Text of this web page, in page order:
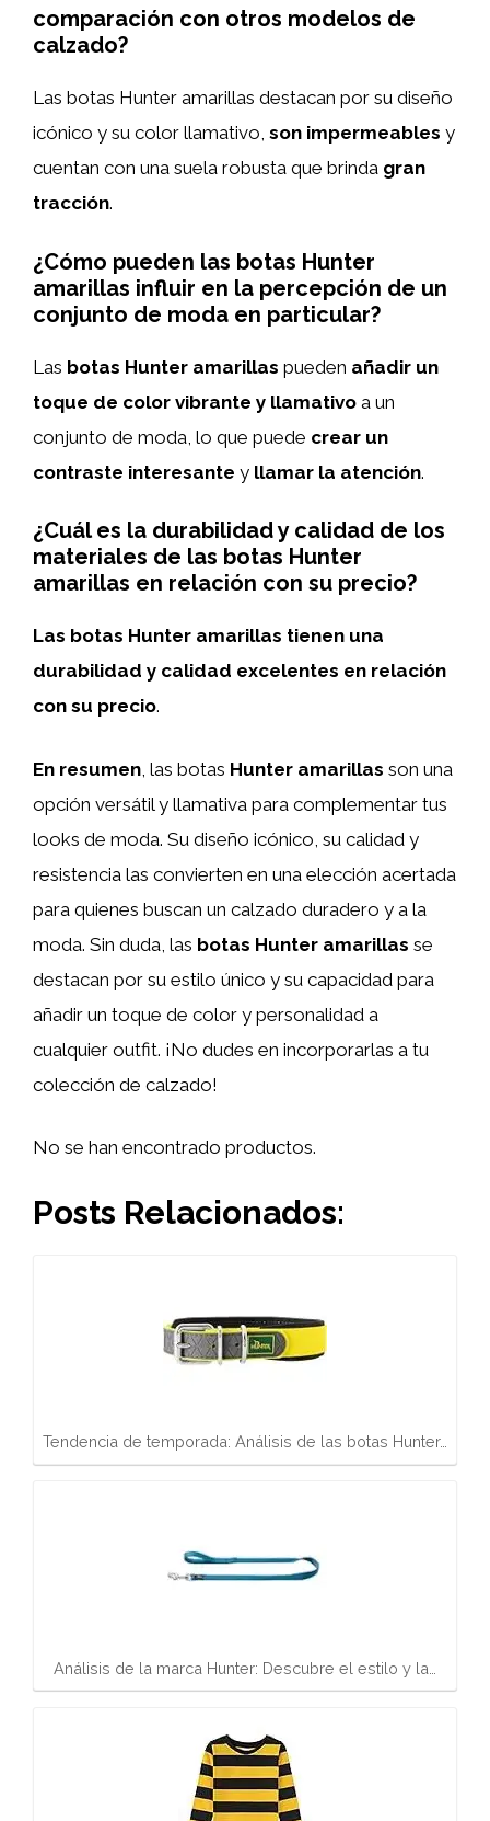
comparación con otros modelos de
calzado?
Las botas Hunter amarillas destacan por su diseño
icónico y su color llamativo, son impermeables y
cuentan con una suela robusta que brinda gran
tracción.
¿Cómo pueden las botas Hunter
amarillas influir en la percepción de un
conjunto de moda en particular?
Las botas Hunter amarillas pueden añadir un
toque de color vibrante y llamativo a un
conjunto de moda, lo que puede crear un
contraste interesante y llamar la atención.
¿Cuál es la durabilidad y calidad de los
materiales de las botas Hunter
amarillas en relación con su precio?
Las botas Hunter amarillas tienen una
durabilidad y calidad excelentes en relación
con su precio.
En resumen , las botas Hunter amarillas son una
opción versátil y llamativa para complementar tus
looks de moda. Su diseño icónico, su calidad y
resistencia las convierten en una elección acertada
para quienes buscan un calzado duradero y a la
moda. Sin duda, las botas Hunter amarillas se
destacan por su estilo único y su capacidad para
añadir un toque de color y personalidad a
cualquier outfit. ¡No dudes en incorporarlas a tu
colección de calzado!
No se han encontrado productos.
Posts Relacionados:
Tendencia de temporada: Análisis de las botas Hunter…
Análisis de la marca Hunter: Descubre el estilo y la…